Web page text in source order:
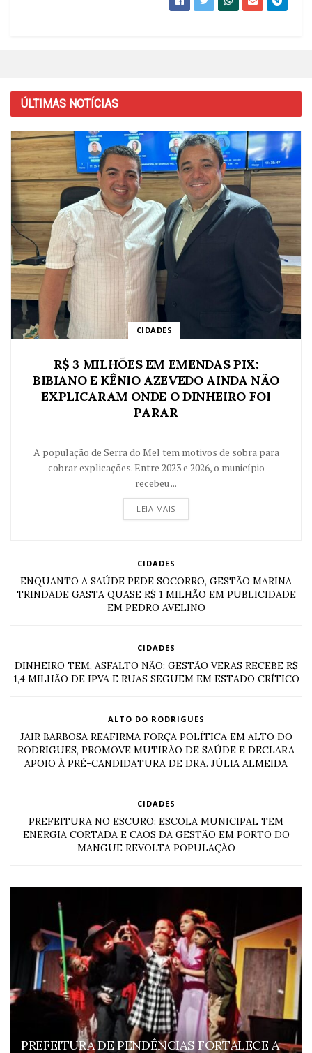
ÚLTIMAS NOTÍCIAS
CIDADES
R$ 3 MILHÕES EM EMENDAS PIX:
BIBIANO E KÊNIO AZEVEDO AINDA NÃO
EXPLICARAM ONDE O DINHEIRO FOI
PARAR
A população de Serra do Mel tem motivos de sobra para
cobrar explicações. Entre 2023 e 2026, o município
recebeu ...
LEIA MAIS
CIDADES
ENQUANTO A SAÚDE PEDE SOCORRO, GESTÃO MARINA
TRINDADE GASTA QUASE R$ 1 MILHÃO EM PUBLICIDADE
EM PEDRO AVELINO
CIDADES
DINHEIRO TEM, ASFALTO NÃO: GESTÃO VERAS RECEBE R$
1,4 MILHÃO DE IPVA E RUAS SEGUEM EM ESTADO CRÍTICO
ALTO DO RODRIGUES
JAIR BARBOSA REAFIRMA FORÇA POLÍTICA EM ALTO DO
RODRIGUES, PROMOVE MUTIRÃO DE SAÚDE E DECLARA
APOIO À PRÉ-CANDIDATURA DE DRA. JÚLIA ALMEIDA
CIDADES
PREFEITURA NO ESCURO: ESCOLA MUNICIPAL TEM
ENERGIA CORTADA E CAOS DA GESTÃO EM PORTO DO
MANGUE REVOLTA POPULAÇÃO
PREFEITURA DE PENDÊNCIAS FORTALECE A